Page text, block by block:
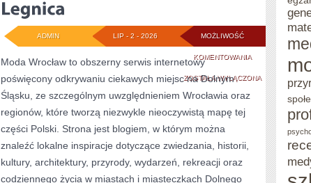
MOŻLIWOŚĆ
KOMENTOWANIALEGNICA
ZOSTAŁA WYŁĄCZONA
LIP - 2 - 2026
ADMIN
Moda Wrocław to obszerny serwis internetowy
poświęcony odkrywaniu ciekawych miejsc na Dolnym
Śląsku, ze szczególnym uwzględnieniem Wrocławia oraz
regionów, które tworzą niezwykle nieoczywistą mapę tej
części Polski. Strona jest blogiem, w którym można
znaleźć lokalne inspiracje dotyczące zwiedzania, historii,
kultury, architektury, przyrody, wydarzeń, rekreacji oraz
codziennego życia w miastach i miasteczkach Dolnego